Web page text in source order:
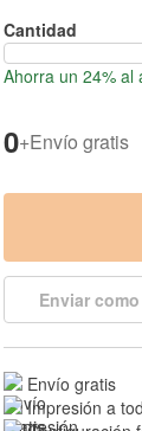
Cantidad
Ahorra un 24% al
0+Envío gratis
Enviar
Envío gratis
Impresión a